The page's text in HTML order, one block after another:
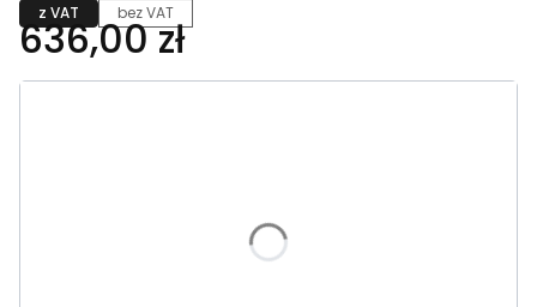
z VAT bez VAT
636,00 zł
Wybieram